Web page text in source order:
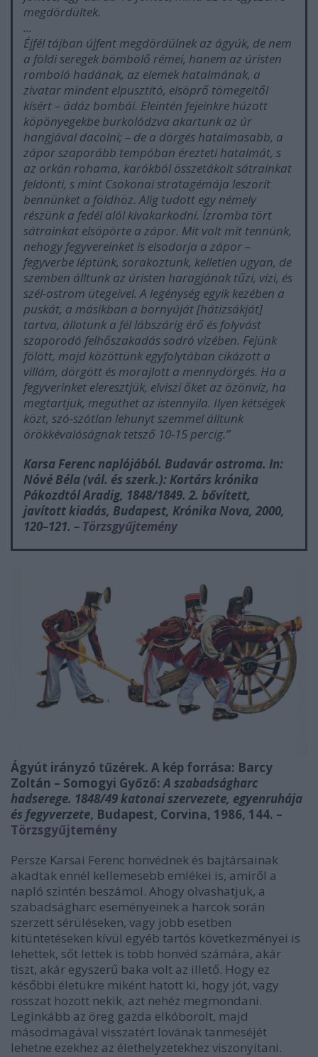
megdördültek.
...
Éjfél tájban újfent megdördülnek az ágyúk, de nem
a földi seregek bömbölő rémei, hanem az úristen
romboló hadának, az elemek hatalmának, a
zivatar mindent elpusztító, elsöprő tömegeitől
kísért – ádáz bombái. Eleintén fejeinkre húzott
köpönyegekbe burkolódzva akartunk az úr
hangjával dacolni; – de a dörgés hatalmasabb, a
zápor szaporább tempóban érezteti hatalmát, s
az orkán rohama, karókból összetákolt sátrainkat
feldönti, s mint Csokonai stratagémája leszorít
bennünket a földhöz. Alig tudott egy némely
részünk a fedél alól kivakarkodni. Ízromba tört
sátrainkat elsöpörte a zápor. Mit volt mit tennünk,
nehogy fegyvereinket is elsodorja a zápor –
fegyverbe léptünk, sorakoztunk, kelletlen ugyan, de
szemben álltunk az úristen haragjának tűzi, vízi, és
szél-ostrom ütegeivel. A legénység egyik kezében a
puskát, a másikban a bornyúját [hátizsákját]
tartva, állotunk a fél lábszárig érő és folyvást
szaporodó felhőszakadás sodró vizében. Fejünk
fölött, majd közöttünk egyfolytában cikázott a
villám, dörgött és morajlott a mennydörgés. Ha a
fegyverinket eleresztjük, elviszi őket az özönvíz, ha
megtartjuk, megüthet az istennyila. Ilyen kétségek
közt, szó-szótlan lehunyt szemmel álltunk
örökkévalóságnak tetsző 10-15 percig.”
Karsa Ferenc naplójából. Budavár ostroma. In:
Nóvé Béla (vál. és szerk.):Kortárs krónika
Pákozdtól Aradig, 1848/1849. 2. bővített,
javított kiadás, Budapest, Krónika Nova, 2000,
120–121. – Törzsgyűjtemény
Ágyút irányzó tűzérek. A kép forrása: Barcy
Zoltán – Somogyi Győző:A szabadságharc
hadserege. 1848/49 katonai szervezete, egyenruhája
és fegyverzete, Budapest, Corvina, 1986, 144. –
Törzsgyűjtemény
Persze Karsai Ferenc honvédnek és bajtársainak
akadtak ennél kellemesebb emlékei is, amiről a
napló szintén beszámol. Ahogy olvashatjuk, a
szabadságharc eseményeinek a harcok során
szerzett sérüléseken, vagy jobb esetben
kitüntetéseken kívül egyéb tartós következményei is
lehettek, sőt lettek is több honvéd számára, akár
tiszt, akár egyszerű baka volt az illető. Hogy ez
későbbi életükre miként hatott ki, hogy jót, vagy
rosszat hozott nekik, azt nehéz megmondani.
Leginkább az öreg gazda elkóborolt, majd
másodmagával visszatért lovának tanmeséjét
lehetne ezekhez az élethelyzetekhez viszonyítani.